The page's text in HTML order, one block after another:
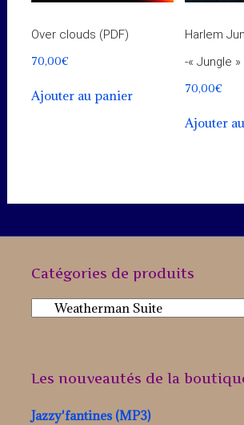
Over clouds (PDF)
70,00€
Ajouter au panier
Harlem
-« Jungle
70,00€
Ajouter
Catégories de produits
Les nouveautés de la
Jazzy'fantines (MP3)